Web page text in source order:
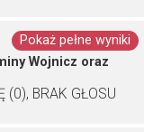
Pokaż pełne wyniki
Wojnicz oraz
(0), BRAK GŁOSU